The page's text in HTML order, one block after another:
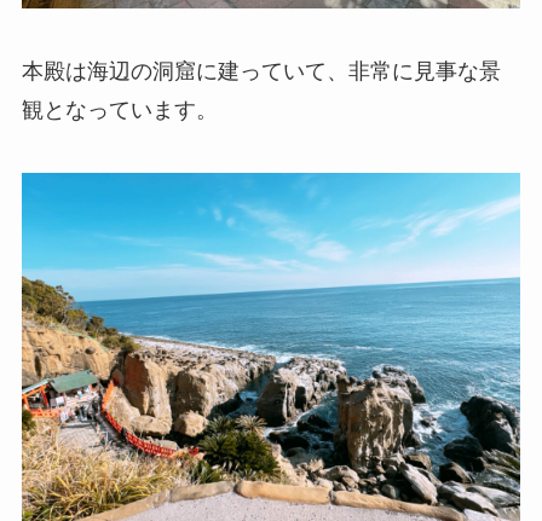
本殿は海辺の洞窟に建っていて、非常に見事な景
観となっています。